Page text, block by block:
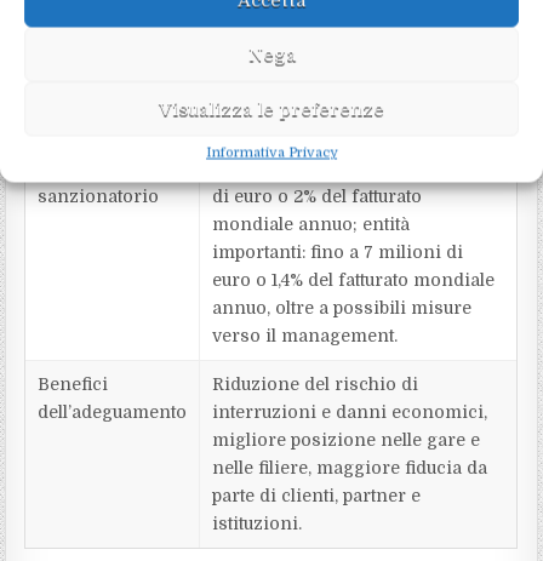
Nega
Visualizza le preferenze
Informativa Privacy
In Italia: Agenzia per la
e CSIRT Italia per la gestione delle
operativo.
sanzionatorio
di euro o 2% del fatturato
mondiale annuo; entità
importanti: fino a 7 milioni di
euro o 1,4% del fatturato mondiale
annuo, oltre a possibili misure
verso il management.
Benefici
dell’adeguamento
Riduzione del rischio di
interruzioni e danni economici,
migliore posizione nelle gare e
nelle filiere, maggiore fiducia da
parte di clienti, partner e
istituzioni.